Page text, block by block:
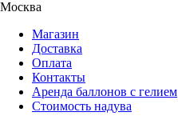
Москва
Магазин
Доставка
Оплата
Контакты
Аренда баллонов с гелием
Стоимость надува